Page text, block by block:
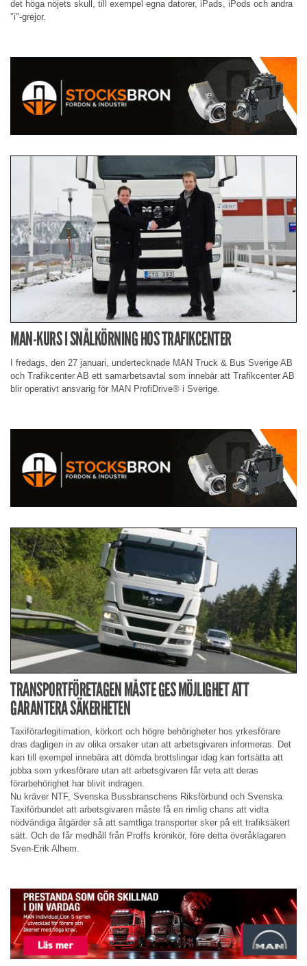
det höga nöjets skull, till exempel egna datorer, iPads, iPods och andra
"i"-grejor.
MAN-KURS I SNÅLKÖRNING HOS TRAFIKCENTER
I fredags, den 27 januari, undertecknade MAN Truck & Bus Sverige AB
och Trafikcenter AB ett samarbetsavtal som innebär att Trafikcenter AB
blir operativt ansvarig för MAN ProfiDrive® i Sverige.
TRANSPORTFÖRETAGEN MÅSTE GES MÖJLIGHET ATT
GARANTERA SÄKERHETEN
Taxiförarlegitimation, körkort och högre behörigheter hos yrkesförare
dras dagligen in av olika orsaker utan att arbetsgivaren informeras. Det
kan till exempel innebära att dömda brottslingar idag kan fortsätta att
jobba som yrkesförare utan att arbetsgivaren får veta att deras
förarbehörighet har blivit indragen.
Nu kräver NTF, Svenska Bussbranschens Riksförbund och Svenska
Taxiförbundet att arbetsgivaren måste få en rimlig chans att vidta
nödvändiga åtgärder så att samtliga transporter sker på ett trafiksäkert
sätt. Och de får medhåll från Proffs krönikör, före detta överåklagaren
Sven-Erik Alhem.